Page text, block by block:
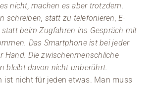
nicht, machen es aber trotzdem.
schreiben, statt zu telefonieren, E-
statt beim Zugfahren ins Gespräch mit
Das Smartphone ist bei jeder
Hand. Die zwischenmenschliche
bleibt davon nicht unberührt.
ist nicht für jeden etwas. Man muss